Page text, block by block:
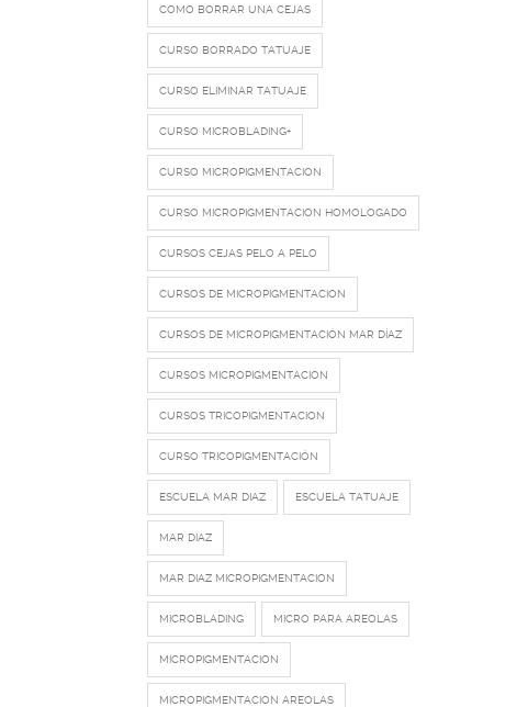
COMO BORRAR UNA CEJAS
CURSO BORRADO TATUAJE
CURSO ELIMINAR TATUAJE
CURSO MICROBLADING+
CURSO MICROPIGMENTACION
CURSO MICROPIGMENTACION HOMOLOGADO
CURSOS CEJAS PELO A PELO
CURSOS DE MICROPIGMENTACION
CURSOS DE MICROPIGMENTACIÓN MAR DÍAZ
CURSOS MICROPIGMENTACION
CURSOS TRICOPIGMENTACION
CURSO TRICOPIGMENTACIÓN
ESCUELA MAR DIAZ ESCUELA TATUAJE
MAR DIAZ
MAR DIAZ MICROPIGMENTACION
MICROBLADING MICRO PARA AREOLAS
MICROPIGMENTACION
MICROPIGMENTACION AREOLAS